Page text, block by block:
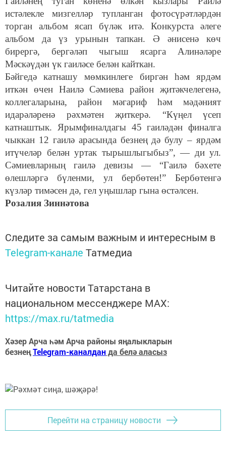
истәлекле мизгелләр тупланган фотосүрәтләрдән
торган альбом ясап бүләк итә. Конкурста әлеге
альбом да үз урынын тапкан. Ә әнисенә көч
бирергә, бергәләп чыгыш ясарга Алинәләре
Мәскәүдән үк гаиләсе белән кайткан.
Бәйгедә катнашу мөмкинлеге биргән һәм ярдәм
иткән өчен Наилә Сәмиева район җитәкчелегенә,
коллегаларына, район мәгариф һәм мәдәният
идарәләренә рәхмәтен җиткерә. “Күңел үсеп
катнаштык. Ярымфиналдагы 45 гаиләдән финалга
чыккан 12 гаилә арасында безнең дә булу – ярдәм
итүчеләр белән уртак тырышлыгыбыз”, — ди ул.
Сәмиевларның гаилә девизы — “Гаилә бәхете
өлешләргә бүленми, ул бербөтен!” Бербөтенгә
күзләр тимәсен дә, гел уңышлар гына өстәлсен.
Розалия Зиннәтова
Следите за самым важным и интересным в
Telegram-канале Татмедиа
Читайте новости Татарстана в
национальном мессенджере MАХ:
https://max.ru/tatmedia
Хәзер Арча һәм Арча районы яңалыкларын
безнеңTelegram-каналданда белә аласыз
Перейти на страницу новости